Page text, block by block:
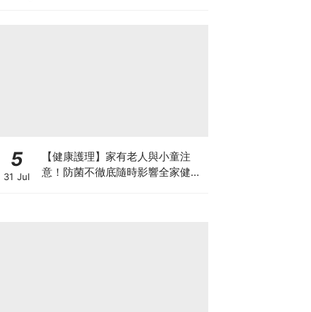
5
31 Jul
【健康護理】家有老人與小童注
意！防菌不徹底隨時影響全家健康